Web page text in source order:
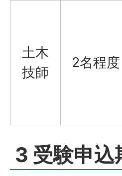
土木
技師
2名程度
3 受験申込